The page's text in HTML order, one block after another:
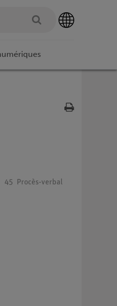
45 Procès-verbal